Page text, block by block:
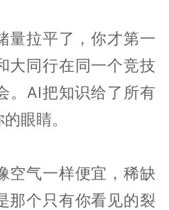
量拉平了，你才第一
大同行在同一个竞技
。AI把知识给了所有
眼睛。
空气一样便宜，稀缺
那个只有你看见的裂